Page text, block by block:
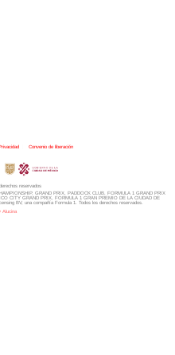
| Convenio de liberación
reservados
GRAND PRIX, PADDOCK CLUB,
FORMULA 1 GRAND PRIX
CITY GRAND PRIX, FORMULA 1 GRAN PREMIO DE LA CIUDAD DE
BV, una compañía Formula 1. Todos los derechos reservados.
Alucina